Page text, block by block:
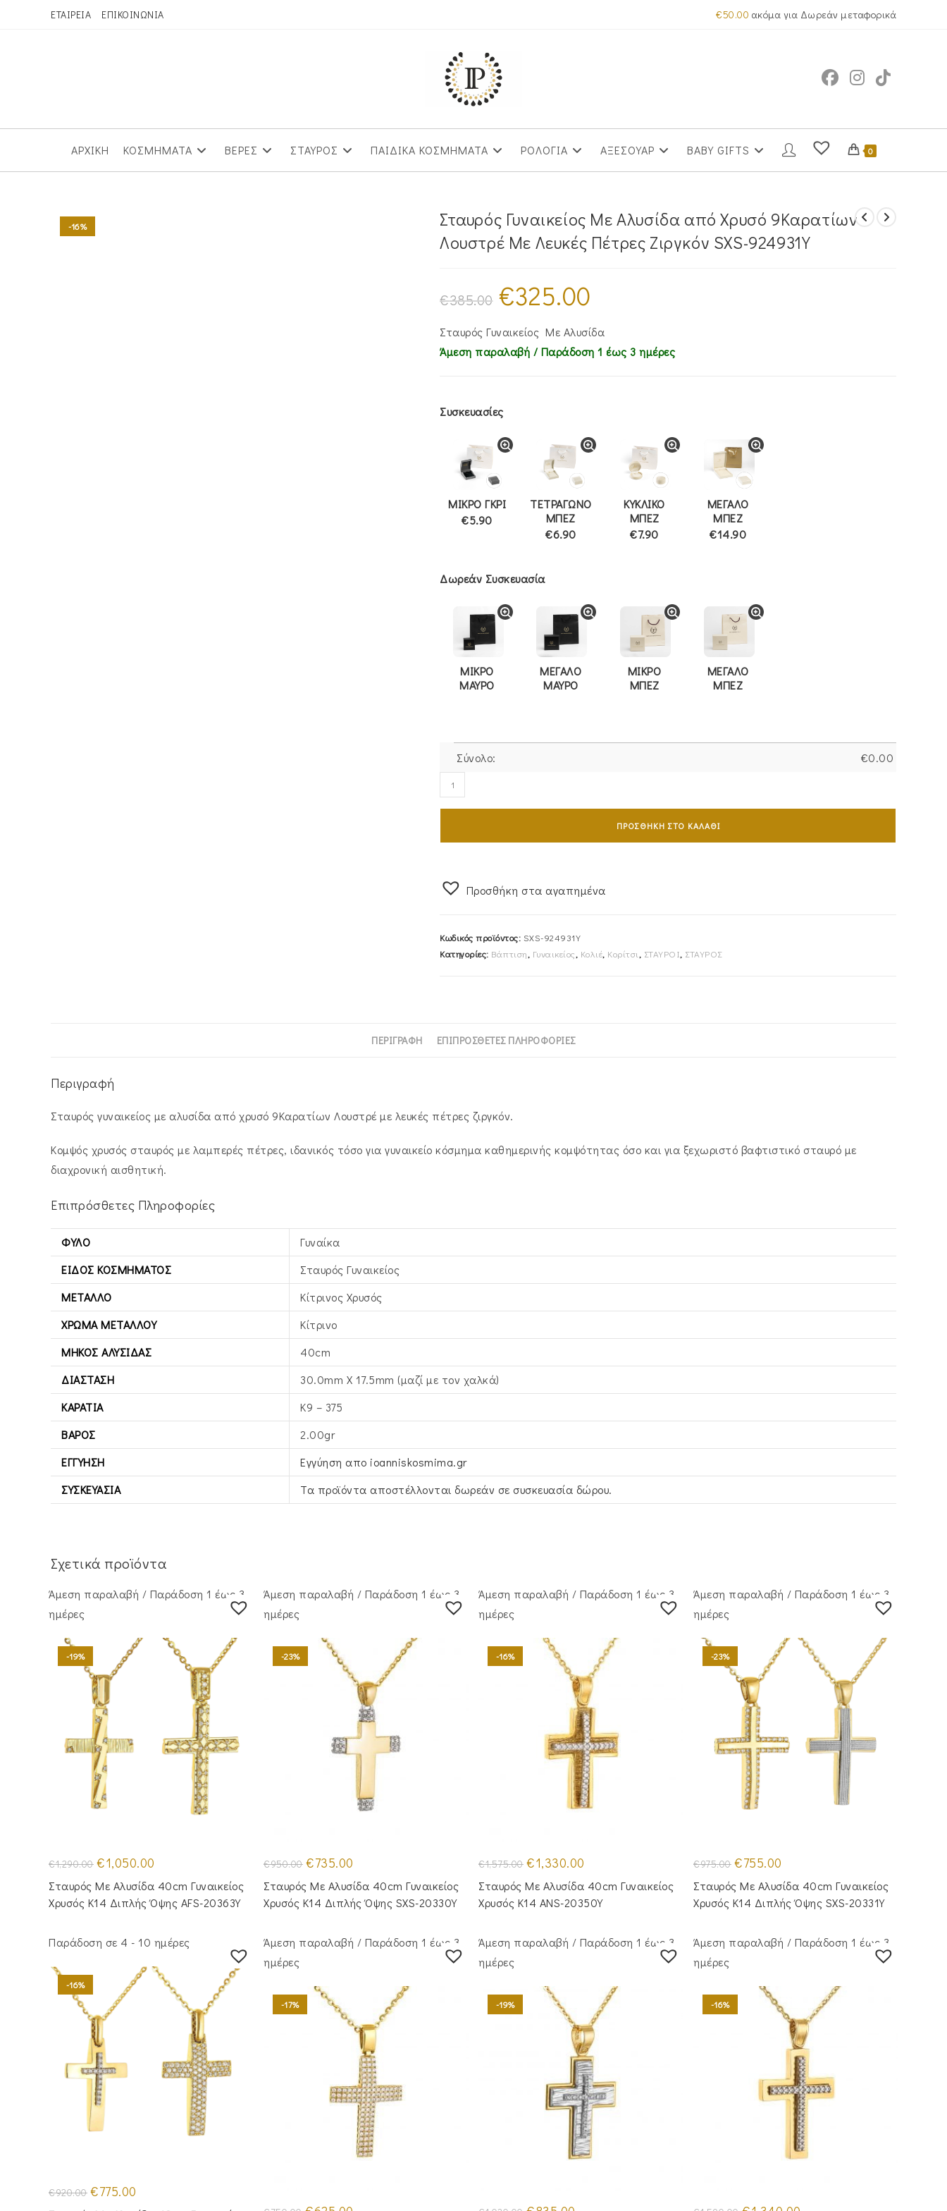
ΕΤΑΙΡΕΙΑ ΕΠΙΚΟΙΝΩΝΙΑ €50.00 ακόμα για Δωρεάν μεταφορικά
ΑΡΧΙΚΗ ΚΟΣΜΗΜΑΤΑ ΒΕΡΕΣ ΣΤΑΥΡΟΣ ΠΑΙΔΙΚΑ ΚΟΣΜΗΜΑΤΑ ΡΟΛΟΓΙΑ ΑΞΕΣΟΥΑΡ BABY GIFTS 0
-16%
Σταυρός Γυναικείος Με Αλυσίδα από Χρυσό 9Καρατίων
Λουστρέ Με Λευκές Πέτρες Ζιργκόν SXS-924931Y
€385.00
Original
price
was:
€325.00
€325.00.
Σταυρός Γυναικείος Με Αλυσίδα
Άμεση παραλαβή / Παράδoση 1 έως 3 ημέρες
Συσκευασίες
ΜΙΚΡΟ ΓΚΡΙ
€5.90
ΤΕΤΡΑΓΩΝΟ
ΜΠΕΖ
€6.90
ΚΥΚΛΙΚΟ
ΜΠΕΖ
€7.90
ΜΕΓΑΛΟ
ΜΠΕΖ
€14.90
Δωρεάν Συσκευασία
ΜΙΚΡΟ
ΜΑΥΡΟ
ΜΕΓΑΛΟ
ΜΑΥΡΟ
ΜΙΚΡΟ
ΜΠΕΖ
ΜΕΓΑΛΟ
ΜΠΕΖ
Σύνολο: €0.00
Σταυρός
Γυναικείος
9Καρατίων
Λευκές
Πέτρες
ΠΡΟΣΘΉΚΗ ΣΤΟ ΚΑΛΆΘΙ
Προσθήκη στα αγαπημένα
Κωδικός προϊόντος: SXS-924931Y
Κατηγορίες: Βάπτιση, Γυναικείος, Κολιέ, Κορίτσι , ΣΤΑΥΡΟΙ, ΣΤΑΥΡΟΣ
ΠΕΡΙΓΡΑΦΉ ΕΠΙΠΡΌΣΘΕΤΕΣ ΠΛΗΡΟΦΟΡΊΕΣ
Περιγραφή
Σταυρός γυναικείος με αλυσίδα από χρυσό 9Καρατίων Λουστρέ με λευκές πέτρες ζιργκόν.
Κομψός χρυσός σταυρός με λαμπερές πέτρες, ιδανικός τόσο για γυναικείο κόσμημα καθημερινής κομψότητας όσο και για ξεχωριστό βαφτιστικό σταυρό με
διαχρονική αισθητική.
Επιπρόσθετες Πληροφορίες
ΦΎΛΟ
Γυναίκα
ΕΊΔΟΣ ΚΟΣΜΉΜΑΤΟΣ
Σταυρός Γυναικείος
ΜΈΤΑΛΛΟ
Κίτρινος Xρυσός
ΧΡΏΜΑ ΜΕΤΆΛΛΟΥ
Κίτρινο
ΜΉΚΟΣ ΑΛΥΣΊΔΑΣ
40cm
ΔΙΆΣΤΑΣΗ
30.0mm X 17.5mm (μαζί με τον χαλκά)
ΚΑΡΆΤΙΑ
Κ9 – 375
ΒΆΡΟΣ
2.00gr
ΕΓΓΎΗΣΗ
Εγγύηση απο ioanniskosmima.gr
ΣΥΣΚΕΥΑΣΊΑ
Τα προϊόντα αποστέλλονται δωρεάν σε συσκευασία δώρου.
Σχετικά προϊόντα
Άμεση παραλαβή / Παράδoση 1 έως 3
ημέρες
-19%
€1,290.00 Original
price
was:
€1,290.00.
€1,050.00
τιμή
είναι:
€1,050.00.
Σταυρός Mε Aλυσίδα 40cm Γυναικείος
Χρυσός Κ14 Διπλής Όψης AFS-20363Y
Άμεση παραλαβή / Παράδoση 1 έως 3
ημέρες
-23%
€950.00 Original
price
was:
€950.00.
€735.00
τιμή
είναι:
€735.00.
Σταυρός Με Αλυσίδα 40cm Γυναικείος
Χρυσός Κ14 Διπλής Όψης SXS-20330Y
Άμεση παραλαβή / Παράδoση 1 έως 3
ημέρες
-16%
€1,575.00 Original
price
was:
€1,575.00.
€1,330.00
τιμή
είναι:
€1,330.00.
Σταυρός Mε Aλυσίδα 40cm Γυναικείος
Χρυσός Κ14 ANS-20350Y
Άμεση παραλαβή / Παράδoση 1 έως 3
ημέρες
-23%
€975.00 Original
price
was:
€975.00.
€755.00
τιμή
είναι:
€755.00.
Σταυρός Με Αλυσίδα 40cm Γυναικείος
Χρυσός Κ14 Διπλής Όψης SXS-20331Y
Παράδοση σε 4 - 10 ημέρες
-16%
€920.00 Original
price
€775.00
Άμεση παραλαβή / Παράδoση 1 έως 3
ημέρες
-17%
Άμεση παραλαβή / Παράδoση 1 έως 3
ημέρες
-19%
Άμεση παραλαβή / Παράδoση 1 έως 3
ημέρες
-16%